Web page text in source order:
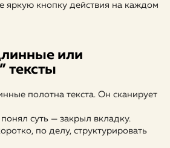
яркую кнопку действия на каждом
или
тексты
полотна текста. Он сканирует
суть — закрыл вкладку.
по делу, структурировать